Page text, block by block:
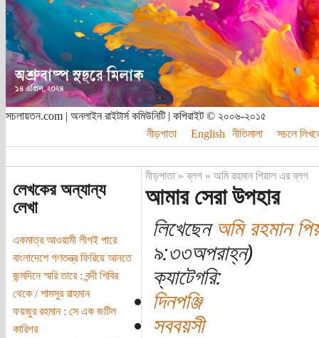
সচলায়তন.com | অনলাইন রাইটার্স কমিউনিটি | কপিরাইট © ২০০৬-২০১৫
নীড়পাতা
English নীতিমালা সচলে
লেখকের অন্যান্য
লেখা
একমাত্র আওয়ামী লীগই পারে
বাংলাদেশে গণতন্ত্র ফিরিয়ে আনতে
জন্মদিনে স্মরি তারে : বন্দী শিবির
থেকে / শামসুর রাহমান
ফয়জুর রহমান : সে এক জটিল
কারিগর
নীড়পাতা»ব্লগ» অমি রহমান পিয়াল এর ব্লগ
আমার সেরা উপহার
লিখেছেন অমি রহমান
৯:৩৩অপরাহ্ন)
ক্যাটেগরি:
দিনপঞ্জি
সববয়সী